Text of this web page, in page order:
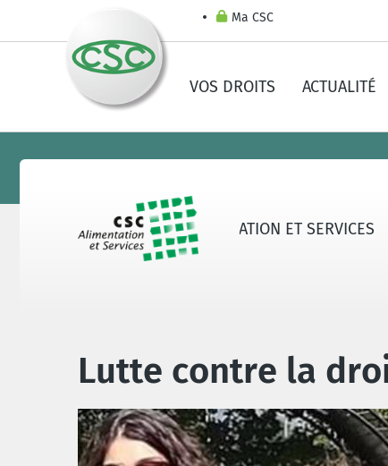
Ma CSC
VOS DROITS ACTUALITÉ
AU SUJET DE LA CSC ALIMENTATION ET SERVICES
Lutte contre la